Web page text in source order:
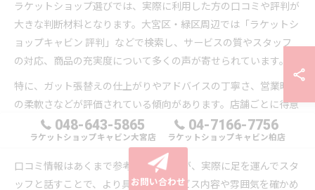
ラケットショップ選びでは、実際に利用した方の口コミや評判が
大きな判断材料となります。大宮区・緑区周辺では「ラケットシ
ョップキャビン 評判」などで検索し、サービスの質やスタッフ
の対応、商品の充実度について多くの声が寄せられています。
特に、ガット張替えの仕上がりやアドバイスの丁寧さ、営業時間
の柔軟さなどが評価されている傾向があります。店舗ごとに得意
分野や対応スタイルが異なるため、事前に評判を比較すること
で、自分のニーズに合ったショップを選びやすくなります。
口コミ情報はあくまで参考の一つですが、実際に足を運んでスタ
ッフと話すことで、より具体的なサービス内容や雰囲気を確かめ
048-643-5865
ラケットショップキャビン大宮店
04-7166-7756
ラケットショップキャビン柏店
お問い合わせ